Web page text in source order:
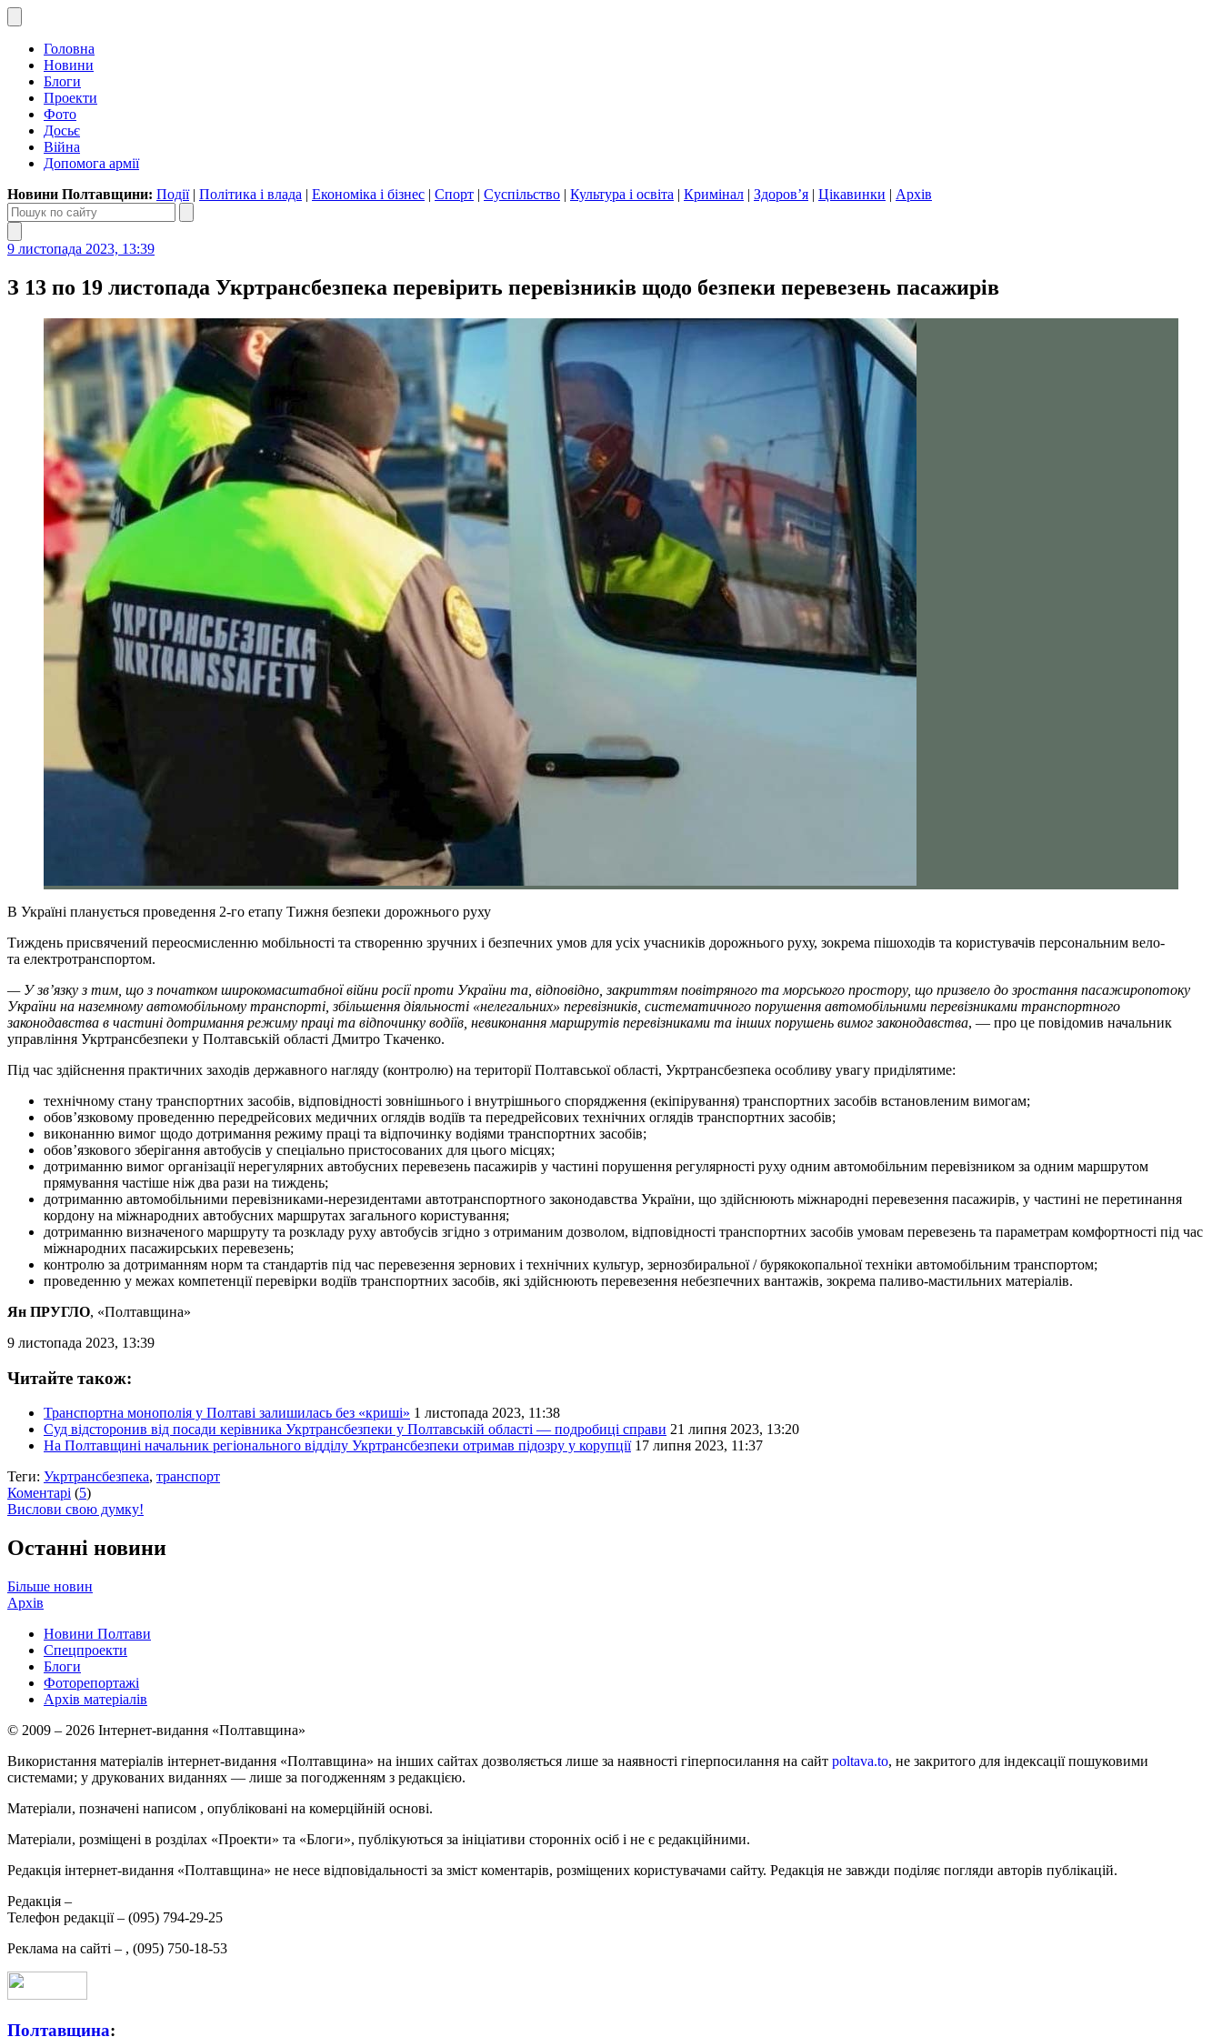
Головна
Новини
Блоги
Проекти
Фото
Досьє
Війна
Допомога армії
Новини Полтавщини: Події| Політика і влада | Економіка і бізнес | Спорт | Суспільство | Культура і освіта | Кримінал | Здоров’я | Цікавинки | Архів
9 листопада 2023, 13:39
З 13 по 19 листопада Укртрансбезпека перевірить перевізників щодо безпеки перевезень пасажирів
В Україні планується проведення 2-го етапу Тижня безпеки дорожнього руху
Тиждень присвячений переосмисленню мобільності та створенню зручних і безпечних умов для усіх учасників дорожнього руху, зокрема пішоходів та користувачів персональним вело-
та електротранспортом.
— У зв’язку з тим, що з початком широкомасштабної війни росії проти України та, відповідно, закриттям повітряного та морського простору, що призвело до зростання пасажиропотоку
України на наземному автомобільному транспорті, збільшення діяльності «нелегальних» перевізників, систематичного порушення автомобільними перевізниками транспортного
законодавства в частині дотримання режиму праці та відпочинку водіїв, невиконання маршрутів перевізниками та інших порушень вимог законодавства, — про це повідомив начальник
управління Укртрансбезпеки у Полтавській області Дмитро Ткаченко.
Під час здійснення практичних заходів державного нагляду (контролю) на території Полтавської області, Укртрансбезпека особливу увагу приділятиме:
технічному стану транспортних засобів, відповідності зовнішнього і внутрішнього спорядження (екіпірування) транспортних засобів встановленим вимогам;
обов’язковому проведенню передрейсових медичних оглядів водіїв та передрейсових технічних оглядів транспортних засобів;
виконанню вимог щодо дотримання режиму праці та відпочинку водіями транспортних засобів;
обов’язкового зберігання автобусів у спеціально пристосованих для цього місцях;
дотриманню вимог організації нерегулярних автобусних перевезень пасажирів у частині порушення регулярності руху одним автомобільним перевізником за одним маршрутом
прямування частіше ніж два рази на тиждень;
дотриманню автомобільними перевізниками-нерезидентами автотранспортного законодавства України, що здійснюють міжнародні перевезення пасажирів, у частині не перетинання
кордону на міжнародних автобусних маршрутах загального користування;
дотриманню визначеного маршруту та розкладу руху автобусів згідно з отриманим дозволом, відповідності транспортних засобів умовам перевезень та параметрам комфортності під час
міжнародних пасажирських перевезень;
контролю за дотриманням норм та стандартів під час перевезення зернових і технічних культур, зернозбиральної / бурякокопальної техніки автомобільним транспортом;
проведенню у межах компетенції перевірки водіїв транспортних засобів, які здійснюють перевезення небезпечних вантажів, зокрема паливо-мастильних матеріалів.
Ян ПРУГЛО, «Полтавщина»
9 листопада 2023, 13:39
Читайте також:
Транспортна монополія у Полтаві залишилась без «криші» 1 листопада 2023, 11:38
Суд відсторонив від посади керівника Укртрансбезпеки у Полтавській області — подробиці справи 21 липня 2023, 13:20
На Полтавщині начальник регіонального відділу Укртрансбезпеки отримав підозру у корупції 17 липня 2023, 11:37
Теги: Укртрансбезпека, транспорт
Коментарі (5)
Вислови свою думку!
Останні новини
Більше новин
Архів
Новини Полтави
Спецпроекти
Блоги
Фоторепортажі
Архів матеріалів
© 2009 – 2026 Інтернет-видання «Полтавщина»
Використання матеріалів інтернет-видання «Полтавщина» на інших сайтах дозволяється лише за наявності гіперпосилання на сайт poltava.to, не закритого для індексації пошуковими
системами; у друкованих виданнях — лише за погодженням з редакцією.
Матеріали, позначені написом , опубліковані на комерційній основі.
Матеріали, розміщені в розділах «Проекти» та «Блоги», публікуються за ініціативи сторонніх осіб і не є редакційними.
Редакція інтернет-видання «Полтавщина» не несе відповідальності за зміст коментарів, розміщених користувачами сайту. Редакція не завжди поділяє погляди авторів публікацій.
Редакція –
Телефон редакції – (095) 794-29-25
Реклама на сайті – , (095) 750-18-53
Полтавщина: